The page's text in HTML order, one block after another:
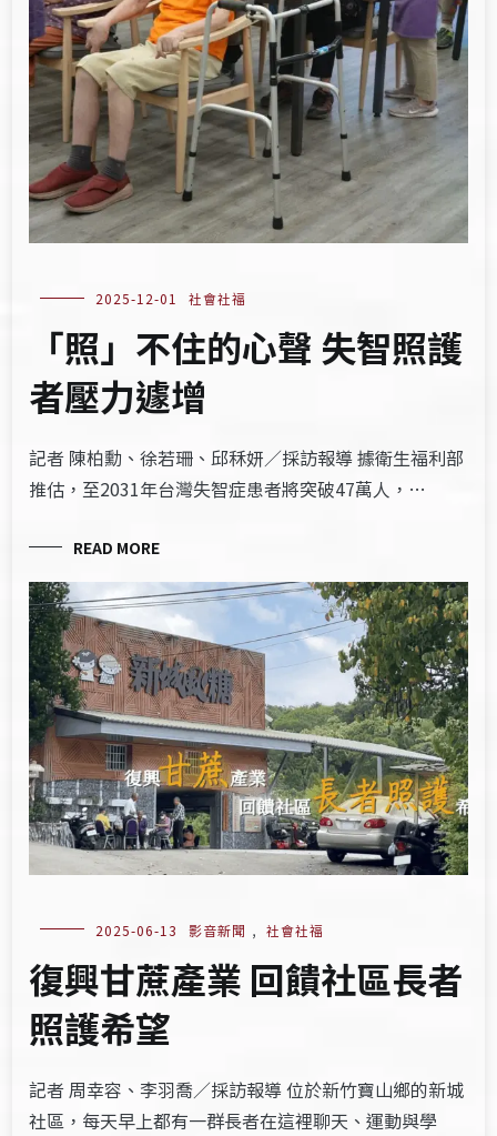
2025-12-01 社會社福
「照」不住的心聲 失智照護
者壓力遽增
記者 陳柏勳、徐若珊、邱秝妍／採訪報導 據衛生福利部
推估，至2031年台灣失智症患者將突破47萬人，…
READ MORE
2025-06-13 影音新聞 , 社會社福
復興甘蔗產業 回饋社區長者
照護希望
記者 周幸容、李羽喬／採訪報導 位於新竹寶山鄉的新城
社區，每天早上都有一群長者在這裡聊天、運動與學